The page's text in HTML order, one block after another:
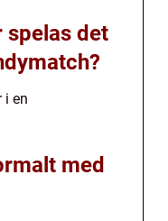
spelas det
i en
med